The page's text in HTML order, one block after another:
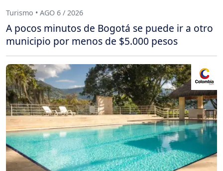
Turismo • AGO 6 / 2026
A pocos minutos de Bogotá se puede ir a otro
municipio por menos de $5.000 pesos